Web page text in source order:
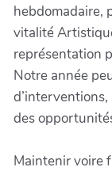
hebdomadaire,
vitalité
représentation
Notre année
d’interventions,
des
Maintenir voire